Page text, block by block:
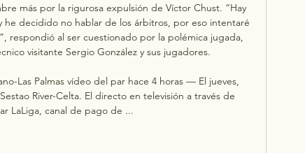
más por la rigurosa expulsión de Víctor Chust. “Hay
he decidido no hablar de los árbitros, por eso intentaré
respondió al ser cuestionado por la polémica jugada,
visitante Sergio González y sus jugadores.
Las Palmas vídeo del par hace 4 horas — El jueves,
River-Celta. El directo en televisión a través de
LaLiga, canal de pago de ...